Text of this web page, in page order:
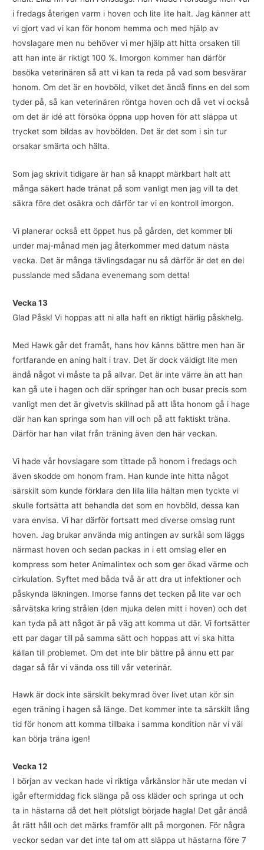
i fredags återigen varm i hoven och lite lite halt. Jag känner att
vi gjort vad vi kan för honom hemma och med hjälp av
hovslagare men nu behöver vi mer hjälp att hitta orsaken till
att han inte är riktigt 100 %. Imorgon kommer han därför
besöka veterinären så att vi kan ta reda på vad som besvärar
honom. Om det är en hovböld, vilket det ändå finns en del som
tyder på, så kan veterinären röntga hoven och då vet vi också
om det är idé att försöka öppna upp hoven för att släppa ut
trycket som bildas av hovbölden. Det är det som i sin tur
orsakar smärta och hälta.
Som jag skrivit tidigare är han så knappt märkbart halt att
många säkert hade tränat på som vanligt men jag vill ta det
säkra före det osäkra och därför tar vi en kontroll imorgon.
Vi planerar också ett öppet hus på gården, det kommer bli
under maj-månad men jag återkommer med datum nästa
vecka. Det är många tävlingsdagar nu så därför är det en del
pusslande med sådana evenemang som detta!
Vecka 13
Glad Påsk! Vi hoppas att ni alla haft en riktigt härlig påskhelg.
Med Hawk går det framåt, hans hov känns bättre men han är
fortfarande en aning halt i trav. Det är dock väldigt lite men
ändå något vi måste ta på allvar. Det är inte värre än att han
kan gå ute i hagen och där springer han och busar precis som
vanligt men det är givetvis skillnad på att låta honom gå i hage
där han kan springa som han vill och på att faktiskt träna.
Därför har han vilat från träning även den här veckan.
Vi hade vår hovslagare som tittade på honom i fredags och
även skodde om honom fram. Han kunde inte hitta något
särskilt som kunde förklara den lilla lilla hältan men tyckte vi
skulle fortsätta att behandla det som en hovböld, dessa kan
vara envisa. Vi har därför fortsatt med diverse omslag runt
hoven. Jag brukar använda mig antingen av surkål som läggs
närmast hoven och sedan packas in i ett omslag eller en
kompress som heter Animalintex och som ger ökad värme och
cirkulation. Syftet med båda två är att dra ut infektioner och
påskynda läkningen. Imorse fanns det tecken på lite var och
sårvätska kring strålen (den mjuka delen mitt i hoven) och det
kan tyda på att något är på väg att komma ut där. Vi fortsätter
ett par dagar till på samma sätt och hoppas att vi ska hitta
källan till problemet. Om det inte blir bättre på ännu ett par
dagar så får vi vända oss till vår veterinär.
Hawk är dock inte särskilt bekymrad över livet utan kör sin
egen träning i hagen så länge. Det kommer inte ta särskilt lång
tid för honom att komma tillbaka i samma kondition när vi väl
kan börja träna igen!
Vecka 12
I början av veckan hade vi riktiga vårkänslor här ute medan vi
igår eftermiddag fick slänga på oss kläder och springa ut och
ta in hästarna då det helt plötsligt började hagla! Det går ändå
åt rätt håll och det märks framför allt på morgonen. För några
veckor sedan var det inte tal om att släppa ut hästarna före 7